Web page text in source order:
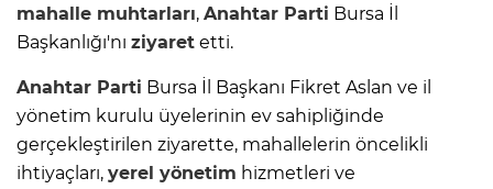
mahalle muhtarları, Anahtar Parti Bursa İl
Başkanlığı'nı ziyaret etti.
Anahtar Parti Bursa İl Başkanı Fikret Aslan ve il
yönetim kurulu üyelerinin ev sahipliğinde
gerçekleştirilen ziyarette, mahallelerin öncelikli
ihtiyaçları, yerel yönetim hizmetleri ve